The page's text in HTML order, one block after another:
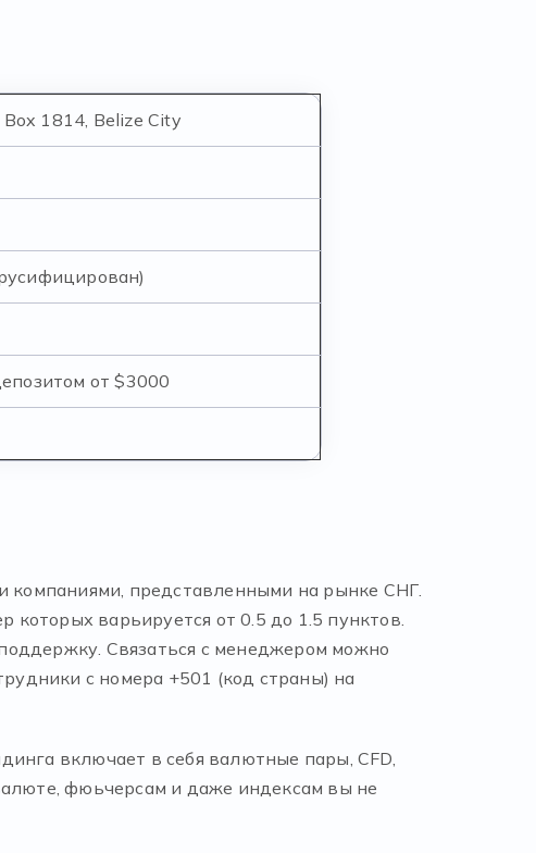
Box 1814, Belize City
от $3000
компаниями, представленными на рынке СНГ.
варьируется от 0.5 до 1.5 пунктов.
Связаться с менеджером можно
с номера +501 (код страны) на
включает в себя валютные пары, CFD,
фюьчерсам и даже индексам вы не